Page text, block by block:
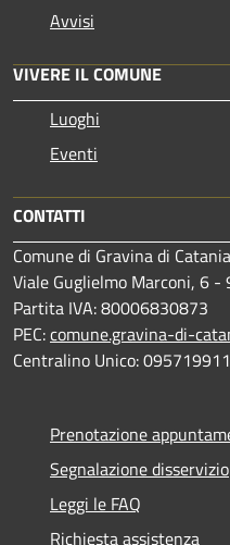
Avvisi
VIVERE IL COMUNE
Luoghi
Eventi
CONTATTI
Comune di Gravina di Catania
Viale Guglielmo Marconi, 6 -
Partita IVA: 80006830873
PEC:comune.gravina-di-
Centralino Unico:
Prenotazione
Segnalazione disservizio
Leggi le FAQ
Richiesta assistenza